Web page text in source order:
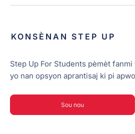
KONSÈNAN STEP UP
Step Up For Students pèmèt
yo nan opsyon aprantisaj ki pi
Sou nou